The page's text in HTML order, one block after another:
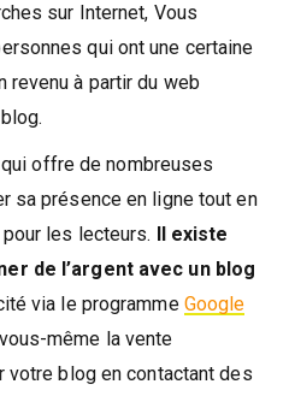
sur Internet, Vous
qui ont une certaine
revenu à partir du web
offre de nombreuses
sa présence en ligne tout en
les lecteurs. Il existe
de l’argent avec un blog
via le programme Google
même la vente
votre blog en contactant des